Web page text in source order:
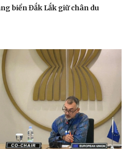
biển Đắk Lắk giữ chân du